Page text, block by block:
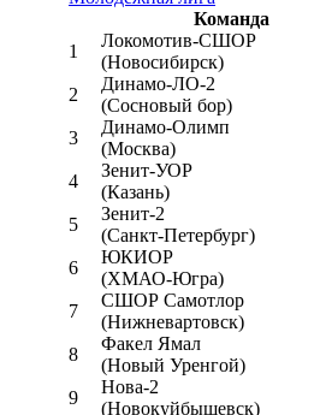
Команда
1
Локомотив-CШОР
(Новосибирск)
2
Динамо-ЛО-2
(Сосновый бор)
3
Динамо-Олимп
(Москва)
4
Зенит-УОР
(Казань)
5
Зенит-2
(Санкт-Петербург)
6
ЮКИОР
(ХМАО-Югра)
7
СШОР Самотлор
(Нижневартовск)
8
Факел Ямал
(Новый Уренгой)
9
Нова-2
(Новокуйбышевск)